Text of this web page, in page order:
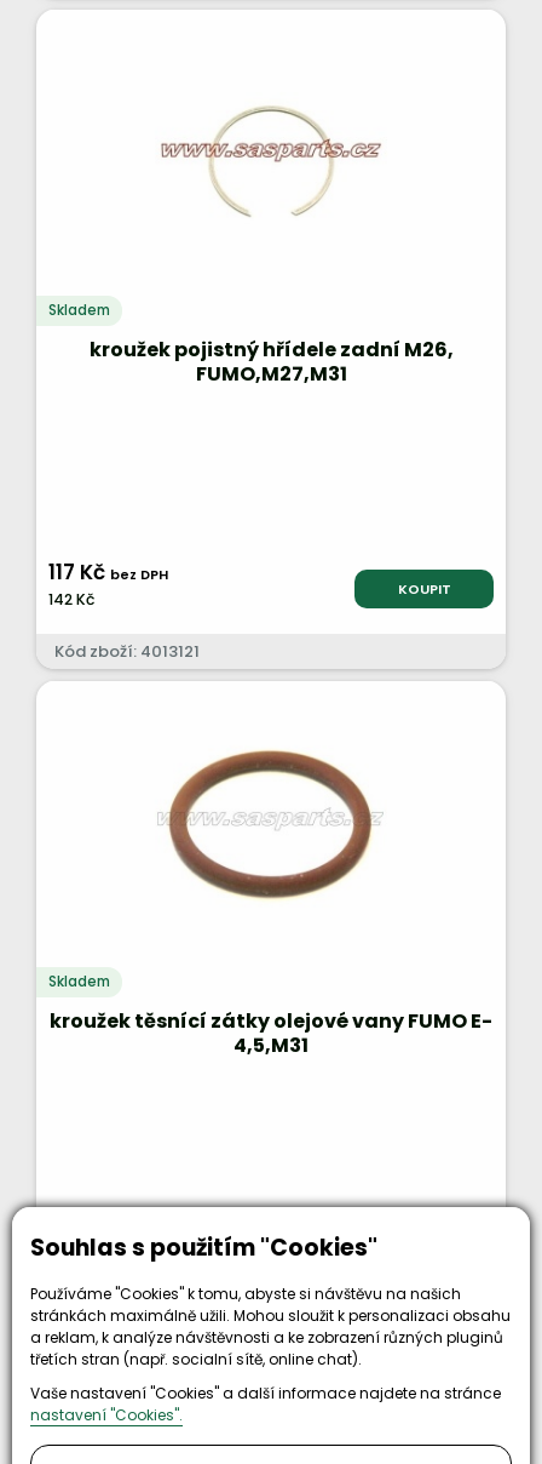
Souhlas s použitím "Cookies"
Používáme "Cookies" k tomu, abyste si návštěvu na našich
stránkách maximálně užili. Mohou sloužit k personalizaci obsahu
a reklam, k analýze návštěvnosti a ke zobrazení různých pluginů
třetích stran (např. socialní sítě, online chat).
Vaše nastavení "Cookies" a další informace najdete na stránce
nastavení "Cookies".
Skladem
kroužek pojistný hřídele zadní M26,
FUMO,M27,M31
117 Kč bez DPH
142 Kč KOUPIT
Kód zboží: 4013121
Skladem
kroužek těsnící zátky olejové vany FUMO E-
4,5,M31
29 Kčbez DPH
Kód zboží: 4012330